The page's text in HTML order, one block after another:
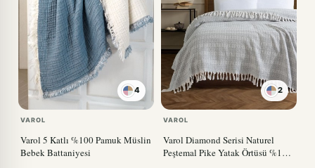
4
VAROL
Varol 5 Katlı %100 Pamuk Müslin
Bebek Battaniyesi
2
SİYAH
VAROL
Varol Diamond Serisi Naturel
Peştemal Pike Yatak Örtüsü %100